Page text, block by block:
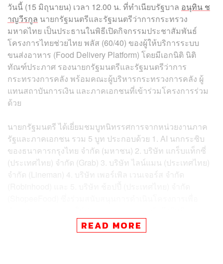
วันนี้ (15 มิถุนายน) เวลา 12.00 น. ที่ทำเนียบรัฐบาล อนุทิน ช
าญวีรกูล นายกรัฐมนตรีและรัฐมนตรีว่าการกระทรวง
มหาดไทย เป็นประธานในพิธีเปิดกิจกรรมประชาสัมพันธ์
โครงการไทยช่วยไทย พลัส (60/40) ของผู้ให้บริการระบบ
ขนส่งอาหาร (Food Delivery Platform) โดยมีเอกนิติ นิติ
ทัณฑ์ประภาศ รองนายกรัฐมนตรีและรัฐมนตรีว่าการ
กระทรวงการคลัง พร้อมคณะผู้บริหารกระทรวงการคลัง ผู้
แทนสถาบันการเงิน และภาคเอกชนที่เข้าร่วมโครงการร่วม
ด้วย
นายกรัฐมนตรี ได้เยี่ยมชมบูทนิทรรศการจากหน่วยงานภาค
รัฐและภาคเอกชน รวม 5 บูท ประกอบด้วย 1. AI นกกระซิบ
ของธนาคารกรุงไทย จำกัด (มหาชน) 2. บริษัท แกร็บแท็กซี่
(ประเทศไทย) จำกัด (Grab) 3. บริษัท ไลน์แมน (ประเทศไทย)
จำกัด (Lineman) 4. บริษัท เพอร์เพิล เวนเจอร์ส จำกัด
ประโยชน์และมาตรการกระตุ้นเศรษฐกิจของภาครัฐ พร้อม
รับฟังผลการดำเนินงานของแพลตฟอร์มออนไลน์ ที่เข้าร่วม
READ MORE